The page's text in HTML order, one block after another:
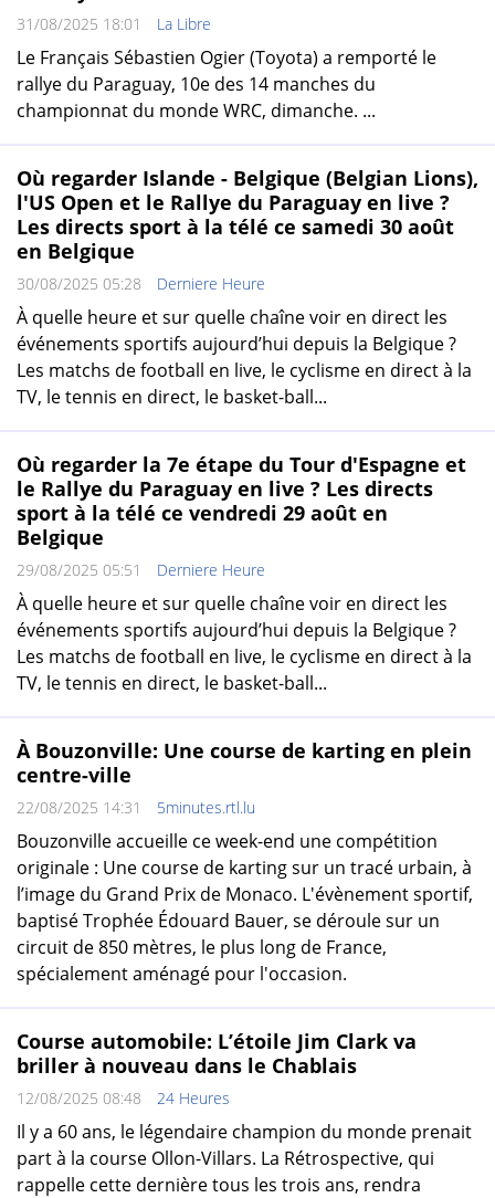
31/08/2025 18:01 La Libre
Le Français Sébastien Ogier (Toyota) a remporté le
rallye du Paraguay, 10e des 14 manches du
championnat du monde WRC, dimanche. ...
Où regarder Islande - Belgique (Belgian Lions),
l'US Open et le Rallye du Paraguay en live ?
Les directs sport à la télé ce samedi 30 août
en Belgique
30/08/2025 05:28 Derniere Heure
À quelle heure et sur quelle chaîne voir en direct les
événements sportifs aujourd’hui depuis la Belgique ?
Les matchs de football en live, le cyclisme en direct à la
TV, le tennis en direct, le basket-ball...
Où regarder la 7e étape du Tour d'Espagne et
le Rallye du Paraguay en live ? Les directs
sport à la télé ce vendredi 29 août en
Belgique
29/08/2025 05:51 Derniere Heure
À quelle heure et sur quelle chaîne voir en direct les
événements sportifs aujourd’hui depuis la Belgique ?
Les matchs de football en live, le cyclisme en direct à la
TV, le tennis en direct, le basket-ball...
À Bouzonville: Une course de karting en plein
centre-ville
22/08/2025 14:31 5minutes.rtl.lu
Bouzonville accueille ce week-end une compétition
originale : Une course de karting sur un tracé urbain, à
l’image du Grand Prix de Monaco. L'évènement sportif,
baptisé Trophée Édouard Bauer, se déroule sur un
circuit de 850 mètres, le plus long de France,
spécialement aménagé pour l'occasion.
Course automobile: L’étoile Jim Clark va
briller à nouveau dans le Chablais
12/08/2025 08:48 24 Heures
Il y a 60 ans, le légendaire champion du monde prenait
part à la course Ollon-Villars. La Rétrospective, qui
rappelle cette dernière tous les trois ans, rendra